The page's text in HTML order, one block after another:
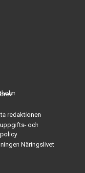
redaktionen
och
Näringslivet